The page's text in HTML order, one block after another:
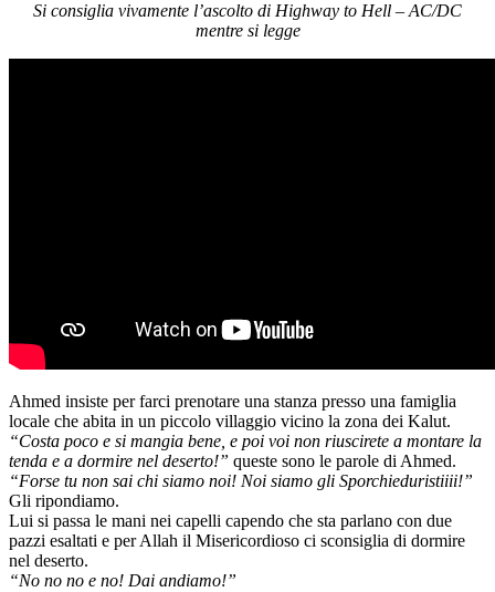
Si consiglia vivamente l’ascolto di Highway to Hell – AC/DC
mentre si legge
Ahmed insiste per farci prenotare una stanza presso una famiglia
locale che abita in un piccolo villaggio vicino la zona dei Kalut.
“Costa poco e si mangia bene, e poi voi non riuscirete a montare la
tenda e a dormire nel deserto!” queste sono le parole di Ahmed.
“Forse tu non sai chi siamo noi! Noi siamo gli Sporchieduristiiii!”
Gli ripondiamo.
Lui si passa le mani nei capelli capendo che sta parlano con due
pazzi esaltati e per Allah il Misericordioso ci sconsiglia di dormire
nel deserto.
“No no no e no! Dai andiamo!”